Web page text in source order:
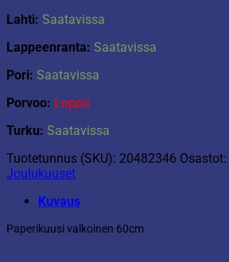
Lahti: Saatavissa
Lappeenranta: Saatavissa
Pori: Saatavissa
Porvoo: Loppu
Turku: Saatavissa
Tuotetunnus (SKU): 20482346 Osastot:
Joulukuuset
Kuvaus
Paperikuusi valkoinen 60cm